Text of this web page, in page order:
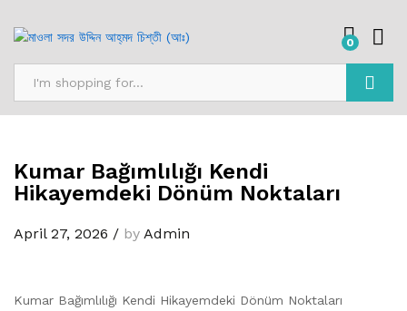
0
Kumar Bağımlılığı Kendi
Hikayemdeki Dönüm Noktaları
April 27, 2026 / by Admin
Kumar Bağımlılığı Kendi Hikayemdeki Dönüm Noktaları